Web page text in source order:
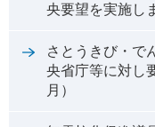
央要望を実施し
さとうきび・で
央省庁等に対し
月）